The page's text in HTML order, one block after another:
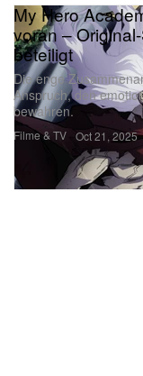
Filme & TV
My Hero
voran –
beteiligt
Die enge
Anspruch, den
bewahren.
Oct 21, 2025